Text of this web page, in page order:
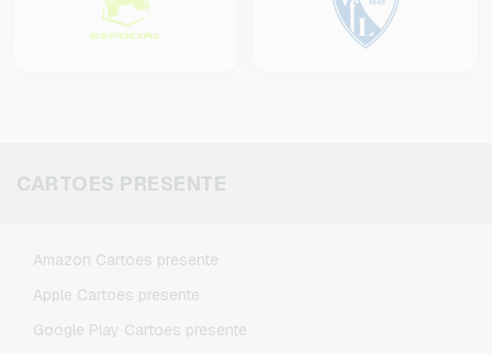
CARTOES PRESENTE
Amazon Cartoes presente
Apple Cartoes presente
Google Play Cartoes presente